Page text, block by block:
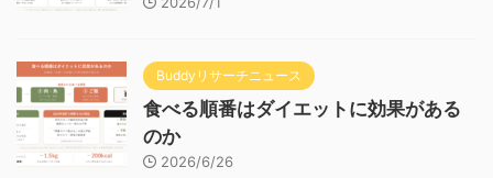
Buddyリサーチニュース
食べる順番はダイエットに効果がある
のか
2026/6/26